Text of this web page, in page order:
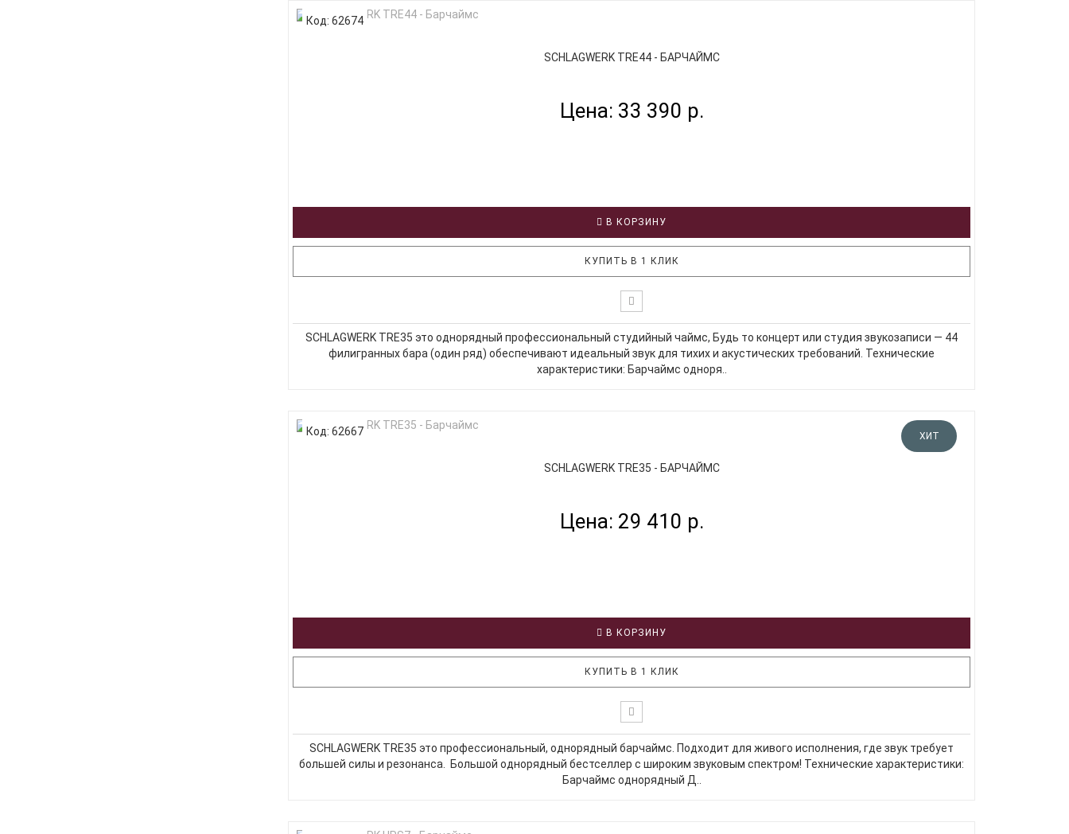
Код: 62674
SCHLAGWERK TRE44 - БАРЧАЙМС
Цена: 33 390 р.
В КОРЗИНУ
КУПИТЬ В 1 КЛИК
SCHLAGWERK TRE35 это однорядный профессиональный студийный чаймс, Будь то концерт или студия звукозаписи — 44
филигранных бара (один ряд) обеспечивают идеальный звук для тихих и акустических требований. Технические
характеристики: Барчаймс одноря..
Код: 62667 ХИТ
SCHLAGWERK TRE35 - БАРЧАЙМС
Цена: 29 410 р.
В КОРЗИНУ
КУПИТЬ В 1 КЛИК
SCHLAGWERK TRE35 это профессиональный, однорядный барчаймс. Подходит для живого исполнения, где звук требует
большей силы и резонанса. Большой однорядный бестселлер с широким звуковым спектром! Технические характеристики:
Барчаймс однорядный Д..